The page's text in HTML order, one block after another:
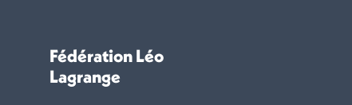
Fédération Léo
Lagrange